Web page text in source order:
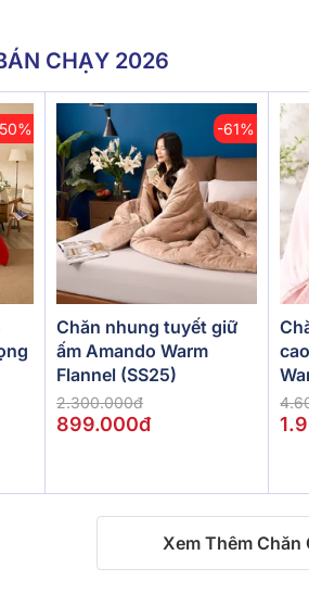
CHẠY 2026
-61%
Chăn nhung tuyết giữ
ấm Amando Warm
Flannel (SS25)
2.300.000đ
899.000đ
Xem Thêm Chăn